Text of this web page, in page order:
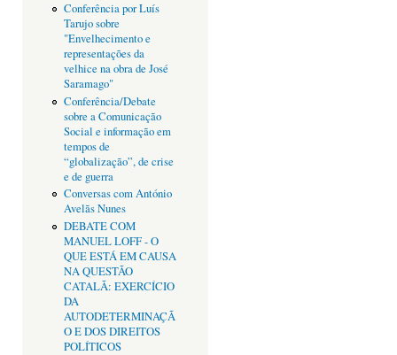
Conferência por Luís
Tarujo sobre
"Envelhecimento e
representações da
velhice na obra de José
Saramago"
Conferência/Debate
sobre a Comunicação
Social e informação em
tempos de
“globalização”, de crise
e de guerra
Conversas com António
Avelãs Nunes
DEBATE COM
MANUEL LOFF - O
QUE ESTÁ EM CAUSA
NA QUESTÃO
CATALÃ: EXERCÍCIO
DA
AUTODETERMINAÇÃ
O E DOS DIREITOS
POLÍTICOS